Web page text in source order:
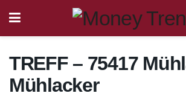
TREFF – 75417
Mühlacker